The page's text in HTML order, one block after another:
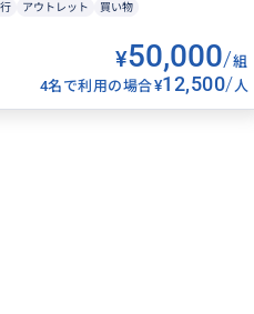
アウトレット 買い物
¥50,000/組
4名で利用の場合¥12,500/人